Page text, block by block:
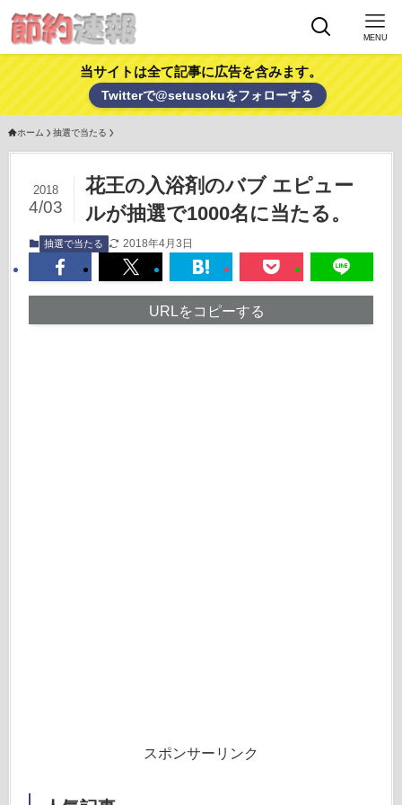
MENU
当サイトは全て記事に広告を含みます。
Twitterで@setusokuをフォローする
ホーム 抽選で当たる
花王の入浴剤のバブ エピュー
ルが抽選で1000名に当たる。
2018
4/03
抽選で当たる 2018年4月3日
URLをコピーする
スポンサーリンク